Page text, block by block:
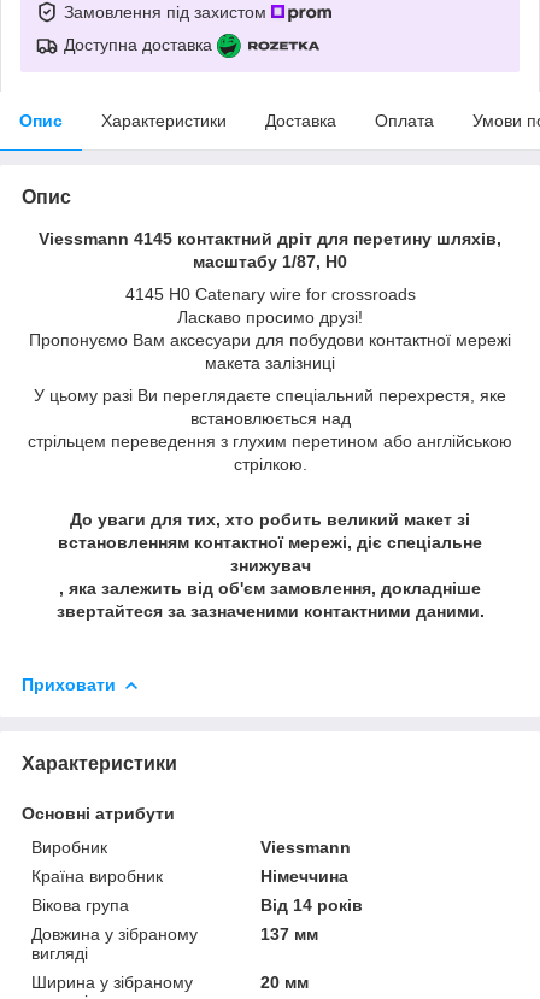
Замовлення під захистом
Доступна доставка
Опис Характеристики Доставка Оплата Умови
Опис
Viessmann 4145 контактний дріт для перетину шляхів,
масштабу 1/87, H0
4145 H0 Catenary wire for crossroads
Ласкаво просимо друзі!
Пропонуємо Вам аксесуари для побудови контактної мережі
макета залізниці
У цьому разі Ви переглядаєте спеціальний перехрестя, яке
встановлюється над
стрільцем переведення з глухим перетином або англійською
стрілкою.
До уваги для тих, хто робить великий макет зі
встановленням контактної мережі, діє спеціальне
знижувач
, яка залежить від об'єм замовлення, докладніше
звертайтеся за зазначеними контактними даними.
Приховати
Характеристики
Основні атрибути
Виробник
Viessmann
Країна виробник
Німеччина
Вікова група
Від 14 років
Довжина у зібраному
вигляді
137 мм
Ширина у зібраному
20 мм